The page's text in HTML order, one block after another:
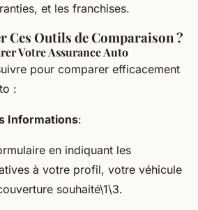
et les franchises.
Ces Outils de Comparaison ?
Votre Assurance Auto
pour comparer efficacement
:
Informations:
en indiquant les
à votre profil, votre véhicule
souhaité\1\3.